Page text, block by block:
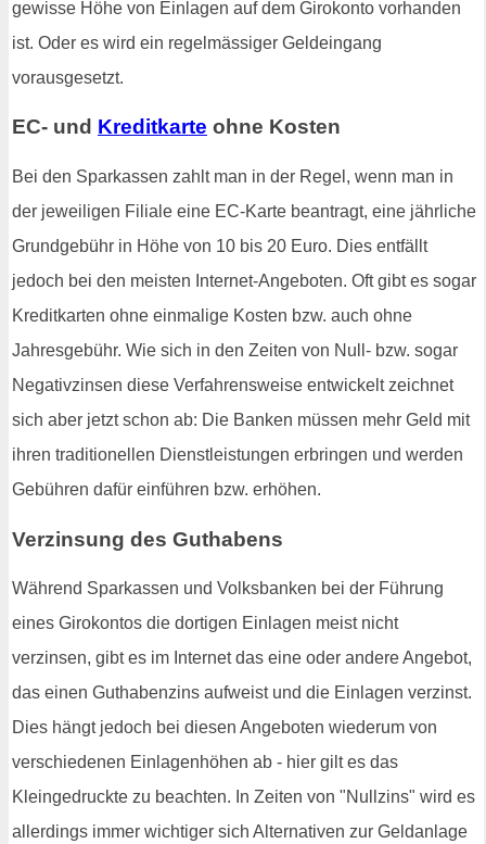
gewisse Höhe von Einlagen auf dem Girokonto vorhanden
ist. Oder es wird ein regelmässiger Geldeingang
vorausgesetzt.
EC- und Kreditkarte ohne Kosten
Bei den Sparkassen zahlt man in der Regel, wenn man in
der jeweiligen Filiale eine EC-Karte beantragt, eine jährliche
Grundgebühr in Höhe von 10 bis 20 Euro. Dies entfällt
jedoch bei den meisten Internet-Angeboten. Oft gibt es sogar
Kreditkarten ohne einmalige Kosten bzw. auch ohne
Jahresgebühr. Wie sich in den Zeiten von Null- bzw. sogar
Negativzinsen diese Verfahrensweise entwickelt zeichnet
sich aber jetzt schon ab: Die Banken müssen mehr Geld mit
ihren traditionellen Dienstleistungen erbringen und werden
Gebühren dafür einführen bzw. erhöhen.
Verzinsung des Guthabens
Während Sparkassen und Volksbanken bei der Führung
eines Girokontos die dortigen Einlagen meist nicht
verzinsen, gibt es im Internet das eine oder andere Angebot,
das einen Guthabenzins aufweist und die Einlagen verzinst.
Dies hängt jedoch bei diesen Angeboten wiederum von
verschiedenen Einlagenhöhen ab - hier gilt es das
Kleingedruckte zu beachten. In Zeiten von "Nullzins" wird es
allerdings immer wichtiger sich Alternativen zur Geldanlage